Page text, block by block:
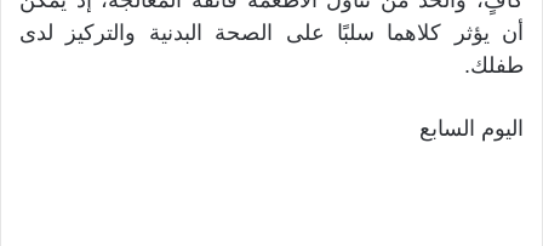
أن يؤثر كلاهما سلبًا على الصحة البدنية والتركيز لدى
طفلك.
اليوم السابع